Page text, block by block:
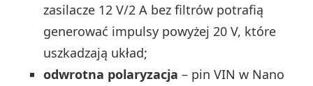
zasilacze 12 V/2 A bez filtrów potrafią
generować impulsy powyżej 20 V, które
uszkadzają układ;
odwrotna polaryzacja – pin VIN w Nano